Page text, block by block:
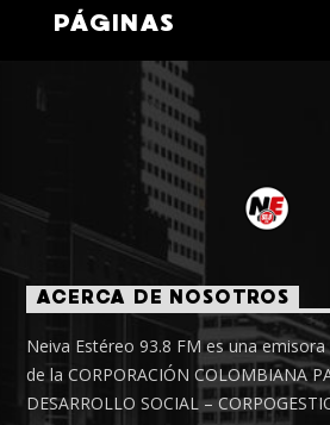
PÁGINAS
ACERCA DE NOSOTROS
Neiva Estéreo 93.8 FM es una
de la CORPORACIÓN COLOMBIANA
DESARROLLO SOCIAL –